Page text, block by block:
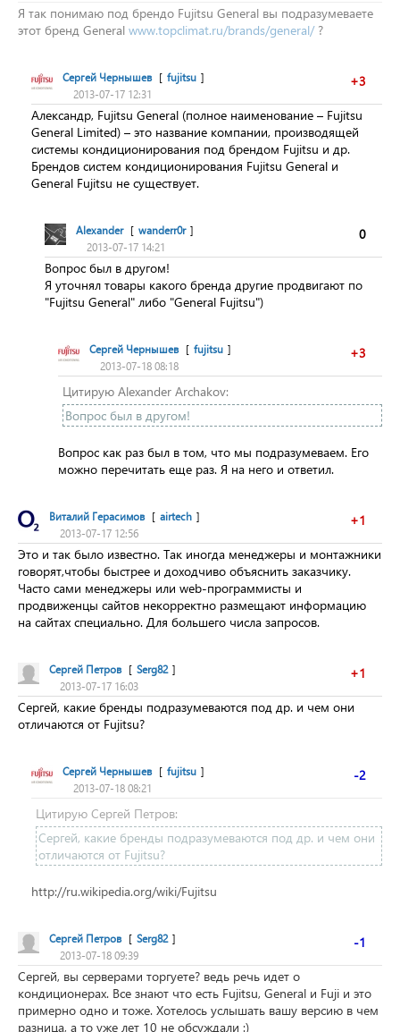
Я так понимаю под брендо Fujitsu General вы подразумеваете
этот бренд General www.topclimat.ru/brands/general/?
+3
Сергей Чернышев [ fujitsu ]
2013-07-17 12:31
Александр, Fujitsu General (полное наименование – Fujitsu
General Limited) – это название компании, производящей
системы кондиционирования под брендом Fujitsu и др.
Брендов систем кондиционирования Fujitsu General и
General Fujitsu не существует.
0
Alexander [ wanderr0r ]
2013-07-17 14:21
Вопрос был в другом!
Я уточнял товары какого бренда другие продвигают по
"Fujitsu General" либо "General Fujitsu")
+3
Сергей Чернышев [ fujitsu ]
2013-07-18 08:18
Цитирую Alexander Archakov:
Вопрос был в другом!
Вопрос как раз был в том, что мы подразумеваем. Его
можно перечитать еще раз. Я на него и ответил.
+1
Виталий Герасимов [ airtech ]
2013-07-17 12:56
Это и так было известно. Так иногда менеджеры и монтажники
говорят,чтобы быстрее и доходчиво объяснить заказчику.
Часто сами менеджеры или web-программисты и
продвиженцы сайтов некорректно размещают информацию
на сайтах специально. Для большего числа запросов.
+1
Сергей Петров [ Serg82 ]
2013-07-17 16:03
Сергей, какие бренды подразумеваются под др. и чем они
отличаются от Fujitsu?
-2
Сергей Чернышев [ fujitsu ]
2013-07-18 08:21
Цитирую Сергей Петров:
Сергей, какие бренды подразумеваются под др. и чем они
отличаются от Fujitsu?
http://ru.wikipedia.org/wiki/Fujitsu
-1
Сергей Петров [ Serg82 ]
2013-07-18 09:39
Сергей, вы серверами торгуете? ведь речь идет о
кондиционерах. Все знают что есть Fujitsu, General и Fuji и это
примерно одно и тоже. Хотелось услышать вашу версию в чем
разница, а то уже лет 10 не обсуждали :)